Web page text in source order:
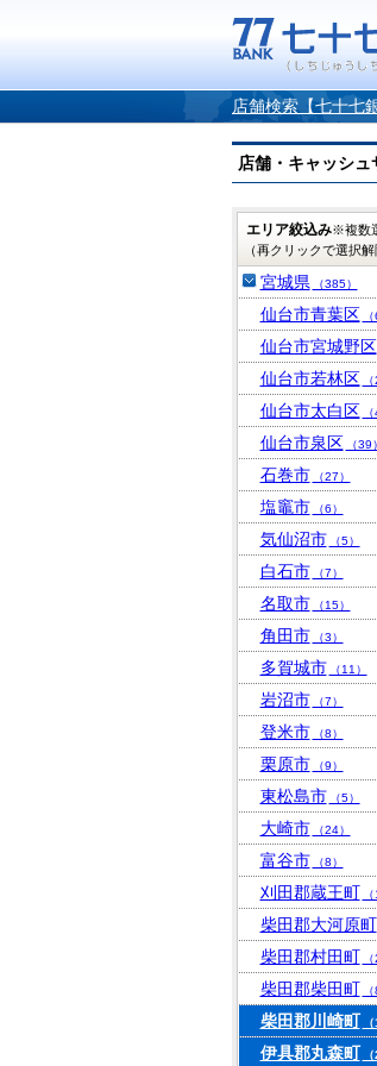
店舗検索【七十七
店舗・キャッシ
エリア絞込み※複数
（再クリックで選択解
宮城県 （385）
仙台市青葉区
仙台市宮城野区
仙台市若林区
仙台市太白区
仙台市泉区 （39）
石巻市 （27）
塩竈市 （6）
気仙沼市 （5）
白石市 （7）
名取市 （15）
角田市 （3）
多賀城市 （11）
岩沼市 （7）
登米市 （8）
栗原市 （9）
東松島市 （5）
大崎市 （24）
富谷市 （8）
刈田郡蔵王町
柴田郡大河原町
柴田郡村田町
柴田郡柴田町
柴田郡川崎町
伊具郡丸森町